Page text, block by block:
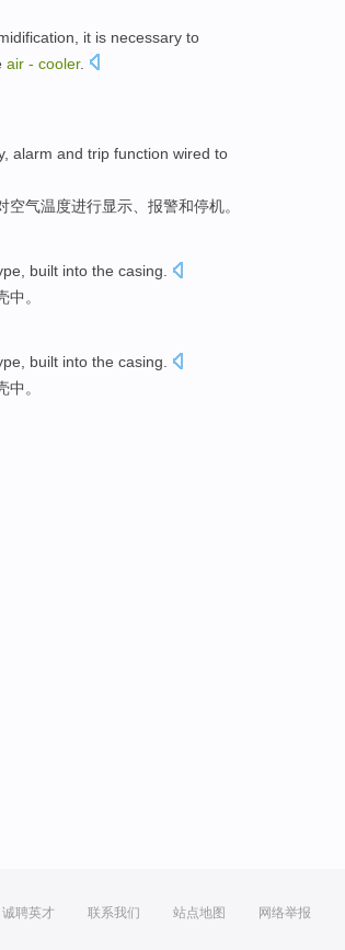
, it is necessary to
air - cooler.
, alarm and trip function wired to
空气温度进行显示、 报警和停机。
built into the casing
中。
built into the casing
中。
诚聘英才 联系我们 站点地图 网络举报